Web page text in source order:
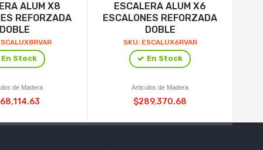
ALUM X8
REFORZADA
DOBLE
En Stock
de Madera
ESCALERA ALUM X6
ESCALONES REFORZADA
DOBLE
SKU: ESCALUX6RVAR
En Stock
Articulos de Madera
$289,370.68